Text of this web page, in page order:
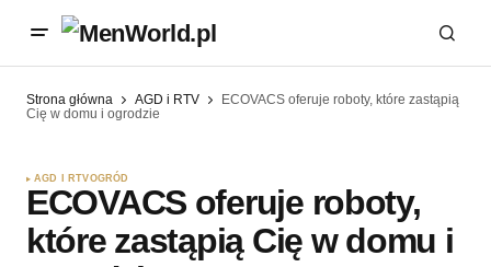
Strona główna AGD i RTV
ECOVACS oferuje roboty, które zastąpią
Cię w domu i ogrodzie
AGD I RTVOGRÓD
ECOVACS oferuje roboty,
które zastąpią Cię w domu i